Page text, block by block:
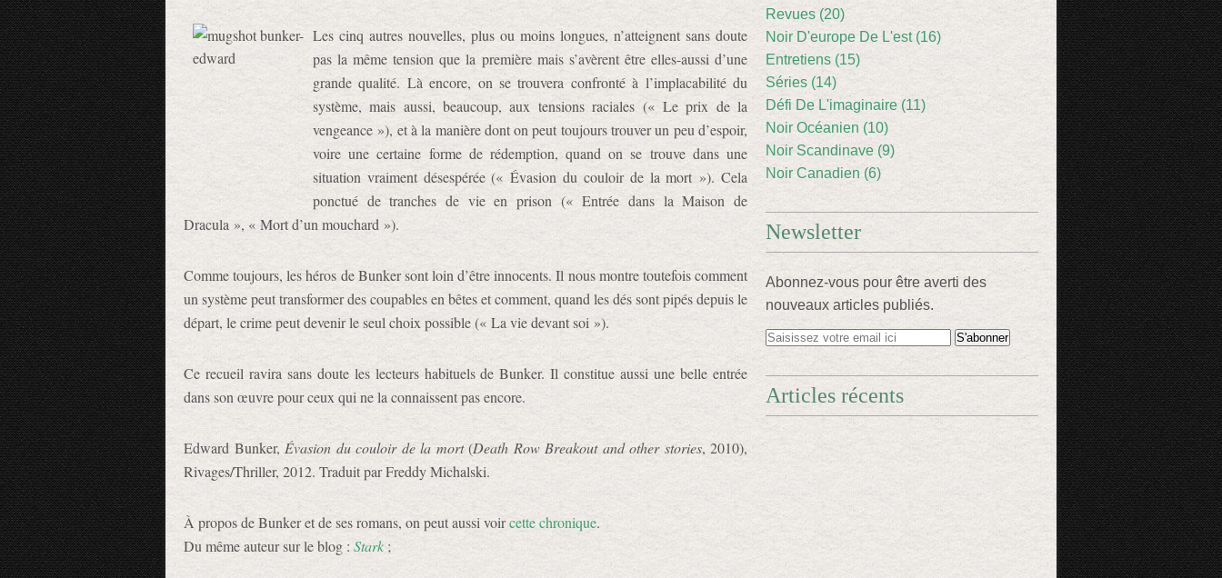
Les cinq autres nouvelles, plus ou moins longues, n’atteignent sans doute
pas la même tension que la première mais s’avèrent être elles-aussi d’une
grande qualité. Là encore, on se trouvera confronté à l’implacabilité du
système, mais aussi, beaucoup, aux tensions raciales (« Le prix de la
vengeance »), et à la manière dont on peut toujours trouver un peu d’espoir,
voire une certaine forme de rédemption, quand on se trouve dans une
situation vraiment désespérée (« Évasion du couloir de la mort »). Cela
ponctué de tranches de vie en prison (« Entrée dans la Maison de
Dracula », « Mort d’un mouchard »).
Comme toujours, les héros de Bunker sont loin d’être innocents. Il nous montre toutefois comment
un système peut transformer des coupables en bêtes et comment, quand les dés sont pipés depuis le
départ, le crime peut devenir le seul choix possible (« La vie devant soi »).
Ce recueil ravira sans doute les lecteurs habituels de Bunker. Il constitue aussi une belle entrée
dans son œuvre pour ceux qui ne la connaissent pas encore.
Edward Bunker, Évasion du couloir de la mort(Death Row Breakout and other stories, 2010),
Rivages/Thriller, 2012. Traduit par Freddy Michalski.
À propos de Bunker et de ses romans, on peut aussi voircette chronique.
Du même auteur sur le blog : Stark;
Revues (20)
Noir D'europe De L'est (16)
Entretiens (15)
Séries (14)
Défi De L'imaginaire (11)
Noir Océanien (10)
Noir Scandinave (9)
Noir Canadien (6)
Newsletter
Abonnez-vous pour être averti des
nouveaux articles publiés.
Articles récents